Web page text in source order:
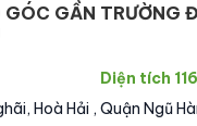
GÓC GẦN TRƯỜNG
Diện tích
Hoà Hải , Quận Ngũ